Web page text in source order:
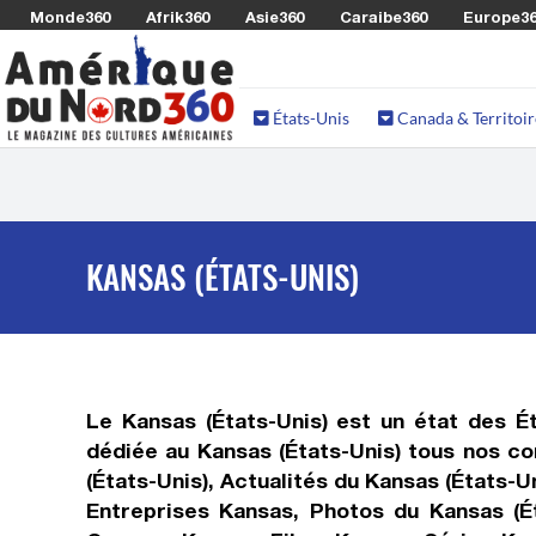
Monde360 Afrik360 Asie360 Caraibe360
États-Unis Canada &
KANSAS (ÉTATS-UNIS)
Le Kansas (États-Unis) est un état des
dédiée au Kansas (États-Unis) tous nos
(États-Unis), Actualités du Kansas (États-
Entreprises Kansas, Photos du Kansas